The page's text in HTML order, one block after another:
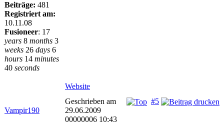
Beiträge: 481
Registriert am:
10.11.08
Fusioneer: 17
years 8 months 3
weeks 26 days 6
hours 14 minutes
40 seconds
Website
Vampir190
#5
Geschrieben am
29.06.2009
00000006 10:43